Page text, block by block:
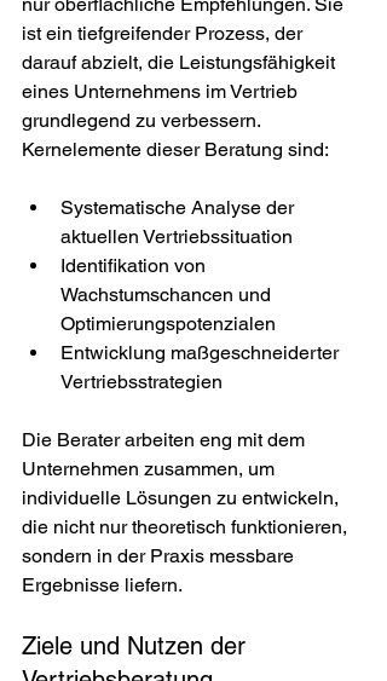
ist ein tiefgreifender Prozess, der
darauf abzielt, die Leistungsfähigkeit
eines Unternehmens im Vertrieb
grundlegend zu verbessern.
Kernelemente dieser Beratung sind:
Systematische Analyse der
aktuellen Vertriebssituation
Identifikation von
Wachstumschancen und
Optimierungspotenzialen
Entwicklung maßgeschneiderter
Vertriebsstrategien
Die Berater arbeiten eng mit dem
Unternehmen zusammen, um
individuelle Lösungen zu entwickeln,
die nicht nur theoretisch funktionieren,
sondern in der Praxis messbare
Ergebnisse liefern.
Ziele und Nutzen der